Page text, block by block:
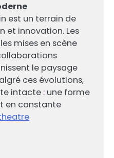
est un terrain de
et innovation. Les
mises en scène
le paysage
ces évolutions,
intacte : une forme
en constante